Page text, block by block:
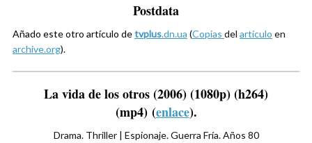
Postdata
Añado este otro artículo detvplus.dn.ua (Copias del artículo en
archive.org).
La vida de los otros (2006)(1080p) (h264)
(mp4) (enlace).
Drama. Thriller | Espionaje. Guerra Fría. Años 80